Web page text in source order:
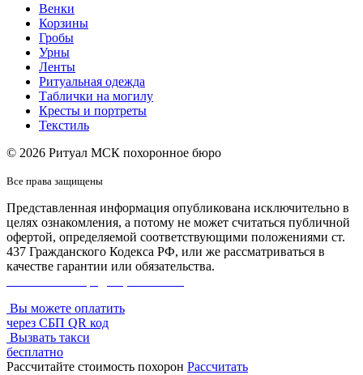
Венки
Корзины
Гробы
Урны
Ленты
Ритуальная одежда
Таблички на могилу
Кресты и портреты
Текстиль
© 2026 Ритуал МСК похоронное бюро
Все права защищены
Представленная информация опубликована исключительно в
целях ознакомления, а потому не может считаться публичной
офертой, определяемой соответствующими положениями ст.
437 Гражданского Кодекса РФ, или же рассматриваться в
качестве гарантии или обязательства.
Вы можете оплатить
через СБП QR код
Вызвать такси
бесплатно
Рассчитайте стоимость похорон Рассчитать